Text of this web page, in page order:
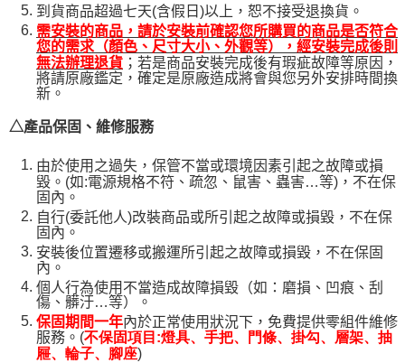
到貨商品超過七天(含假日)以上，恕不接受退換貨。
需安裝的商品，請於安裝前確認您所購買的商品是否符合
您的需求（顏色、尺寸大小、外觀等），經安裝完成後則
無法辦理退貨 ；若是商品安裝完成後有瑕疵故障等原因，
將請原廠鑑定，確定是原廠造成將會與您另外安排時間換
新。
△產品保固、維修服務
由於使用之過失，保管不當或環境因素引起之故障或損
毀。(如:電源規格不符、疏忽、鼠害、蟲害…等)，不在保
固內。
自行(委託他人)改裝商品或所引起之故障或損毀，不在保
固內。
安裝後位置遷移或搬運所引起之故障或損毀，不在保固
內。
個人行為使用不當造成故障損毀（如：磨損、凹痕、刮
傷、髒汙…等）。
保固期間一年內於正常使用狀況下，免費提供零組件維修
服務。(不保固項目:燈具、手把、門條、掛勾、層架、抽
屜、輪子、腳座)